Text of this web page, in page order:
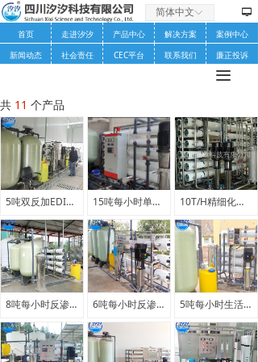
首页 走进汐汐 产品中心 解决方案
案例中心
新闻动态
社会责任 CEC平台 联系我们 廉正投诉
넡
ꀅ
简体中文
끀
共 11 个产品
5吨双反加EDI装置超纯水设备 15吨每小时单级反渗透设备 10T/H精细化工行业纯水设备 单级反渗透纯水设备 工业纯水设备
8吨每小时反渗透纯水设备 6吨每小时反渗透纯水设备 5吨每小时生活用水纯水设备